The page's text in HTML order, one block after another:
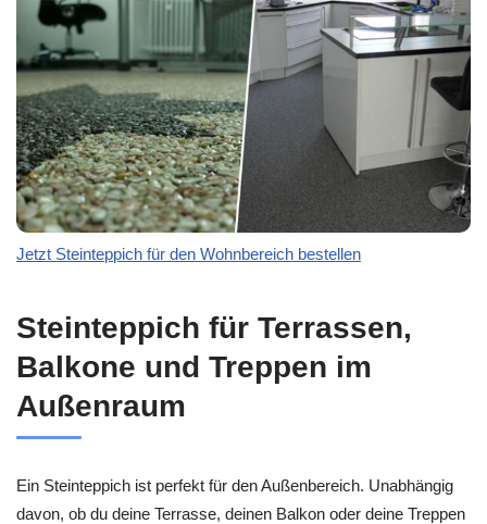
Jetzt Steinteppich für den Wohnbereich bestellen
Steinteppich für Terrassen,
Balkone und Treppen im
Außenraum
Ein Steinteppich ist perfekt für den Außenbereich. Unabhängig
davon, ob du deine Terrasse, deinen Balkon oder deine Treppen